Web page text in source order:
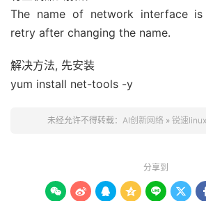
The name of network interface
retry after changing the name.
解决方法, 先安装
yum install net-tools -y
未经允许不得转载： AI创新网络» 锐速
分享到
     